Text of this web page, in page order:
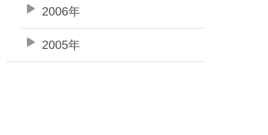
2006年
2005年